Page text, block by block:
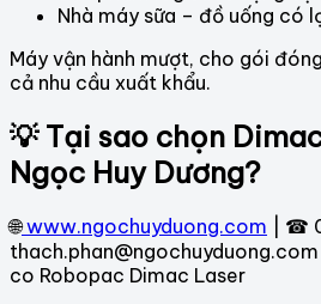
Nhà máy sữa – đồ uống có
Máy vận hành mượt, cho gói
cả nhu cầu xuất khẩu.
💡 Tại sao chọn
Ngọc Huy Dương?
🌐 www.ngochuyduong.com | ☎
co Robopac Dimac Laser